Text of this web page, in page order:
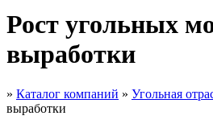
Рост угольных
выработки
» Каталог компаний » Угольная
выработки